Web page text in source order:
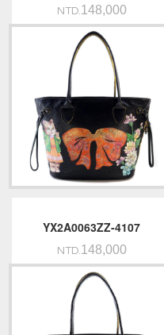
NTD.148,000
YX2A0063ZZ-4107
NTD.148,000